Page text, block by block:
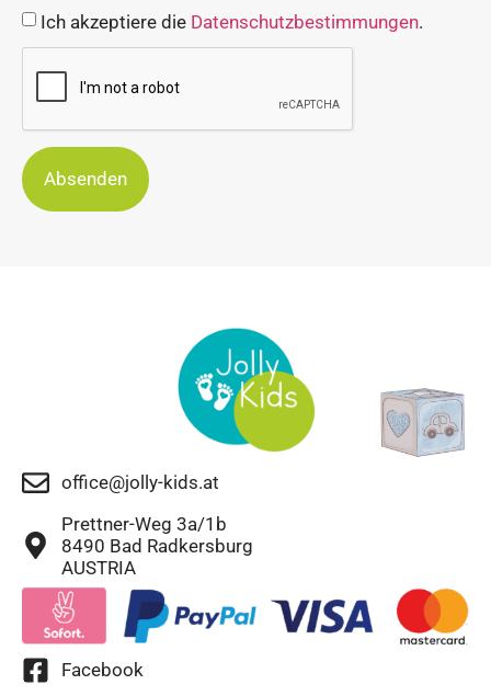
Ich akzeptiere die Datenschutzbestimmungen.
Absenden
office@jolly-kids.at
Prettner-Weg 3a/1b
8490 Bad Radkersburg
AUSTRIA
Facebook